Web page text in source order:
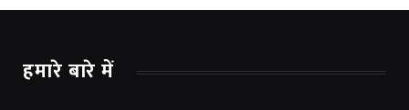
हमारे बारे में